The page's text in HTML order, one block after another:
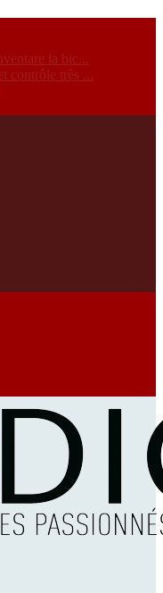
la bic...
contrôle très ...